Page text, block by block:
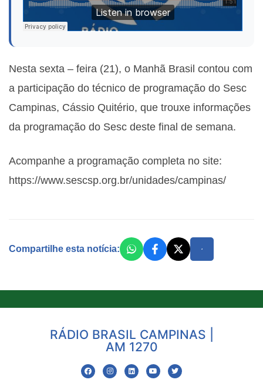
Nesta sexta – feira (21), o Manhã Brasil contou com
a participação do técnico de programação do Sesc
Campinas, Cássio Quitério, que trouxe informações
da programação do Sesc deste final de semana.
Acompanhe a programação completa no site:
https://www.sescsp.org.br/unidades/campinas/
Compartilhe esta notícia:
RÁDIO BRASIL CAMPINAS |
AM 1270